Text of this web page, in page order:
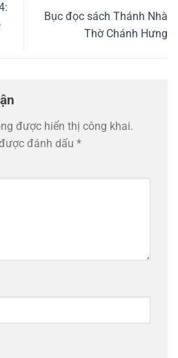
Bục đọc sách Thánh Nhà
Thờ Chánh Hưng
được hiển thị công khai.
đánh dấu *